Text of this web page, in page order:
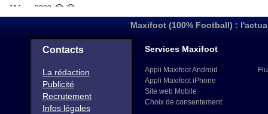
Maxifoot (100% Football) :
Contacts
La rédaction
Publicité
Recrutement
Infos légales
Services Maxifoot
Appli Maxifoot Android
Appli Maxifoot iPhone
Site web Mobile
Choix de consentement